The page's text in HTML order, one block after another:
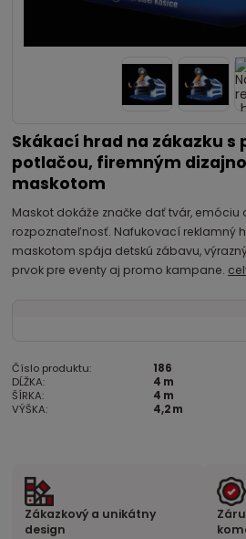
Skákací hrad na zákazku s
potlačou, firemným
maskotom
Maskot dokáže značke dať tvár, emóciu
rozpoznateľnosť. Nafukovací reklamný
maskotom spája detskú zábavu,
prvok pre eventy aj promo kampane.
Číslo produktu:
186
DĹŽKA:
4 m
ŠÍRKA:
4 m
VÝŠKA:
4,2 m
Zákazkový a unikátny
design